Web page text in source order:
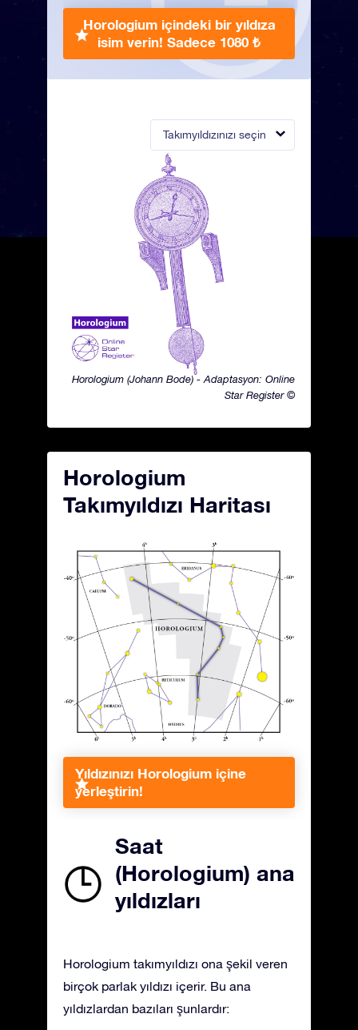
Takımyıldızınızı seçin
Horologium (Johann Bode) - Adaptasyon: Online
Star Register ©
Horologium içindeki bir yıldıza
isim verin! Sadece 1080 ₺
Horologium
Takımyıldızı Haritası
Yıldızınızı Horologium içine
yerleştirin!
Saat
(Horologium) ana
yıldızları
Horologium takımyıldızı ona şekil veren
birçok parlak yıldızı içerir. Bu ana
yıldızlardan bazıları şunlardır: